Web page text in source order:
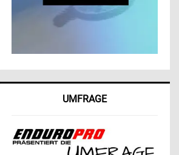
UMFRAGE